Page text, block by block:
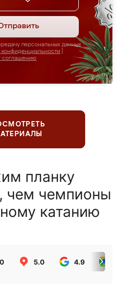
персональных данных
конфиденциальности
соглашению
планку
чем чемпионы
катанию
5.0 4.9